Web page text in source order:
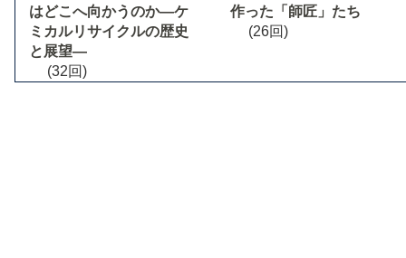
はどこへ向かうのか―ケ
ミカルリサイクルの歴史
と展望―
(32回)
作った「師匠」たち
(26回)